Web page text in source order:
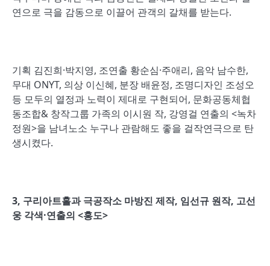
연으로 극을 감동으로 이끌어 관객의 갈채를 받는다.
기획 김진희·박지영, 조연출 황순심·주애리, 음악 남수한,
무대 ONYT, 의상 이신혜, 분장 배윤정, 조명디자인 조성오
등 모두의 열정과 노력이 제대로 구현되어, 문화공동체협
동조합& 창작그룹 가족의 이시원 작, 강영걸 연출의 <녹차
정원>을 남녀노소 누구나 관람해도 좋을 걸작연극으로 탄
생시켰다.
3, 구리아트홀과 극공작소 마방진 제작, 임선규 원작, 고선
웅 각색·연출의 <홍도>